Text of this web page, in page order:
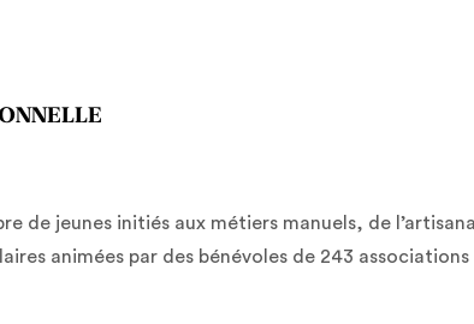
de jeunes initiés aux métiers manuels, de
animées par des bénévoles de 243 associations